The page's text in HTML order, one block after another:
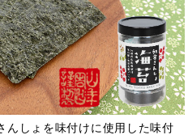
んしょを味付けに使用した味付